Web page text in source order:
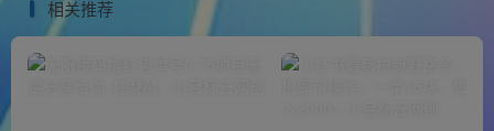
相关推荐